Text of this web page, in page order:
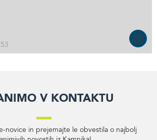
v kontaktu
novice in prejemajte le obvestila o najbolj